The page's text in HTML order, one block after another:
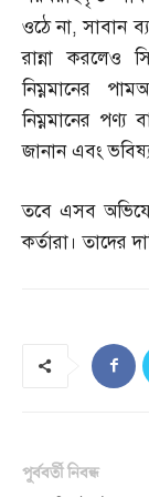
ওঠে না,সাবান
রান্না করলেও
নিম্নমানের
নিম্নমানের পণ্য
জানান এবং
তবে এসব
কর্তারা। তাদের
পূর্ববর্তী নিবন্ধ